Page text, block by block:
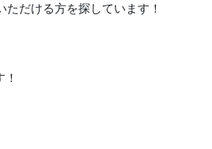
だける方を探しています！